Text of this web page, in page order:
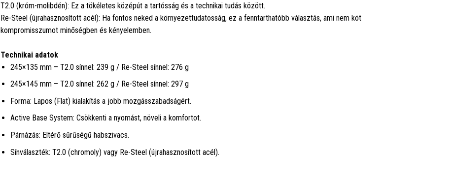
T2.0 (króm-molibdén): Ez a tökéletes középút a tartósság és a technikai tudás között.
Re-Steel (újrahasznosított acél): Ha fontos neked a környezettudatosság, ez a fenntarthatóbb választás, ami nem köt
kompromisszumot minőségben és kényelemben.
Technikai adatok
245×135 mm – T2.0 sínnel: 239 g / Re-Steel sínnel: 276 g
245×145 mm – T2.0 sínnel: 262 g / Re-Steel sínnel: 297 g
Forma: Lapos (Flat) kialakítás a jobb mozgásszabadságért.
Active Base System: Csökkenti a nyomást, növeli a komfortot.
Párnázás: Eltérő sűrűségű habszivacs.
Sínválaszték: T2.0 (chromoly) vagy Re-Steel (újrahasznosított acél).